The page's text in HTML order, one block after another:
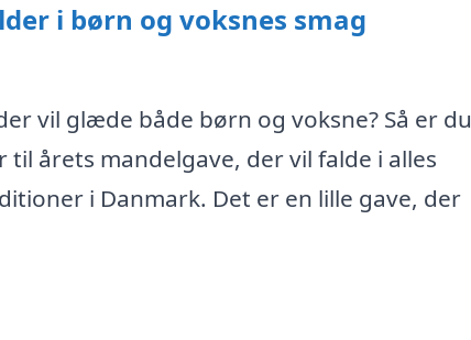
i børn og voksnes smag
vil glæde både børn og voksne? Så er du
årets mandelgave, der vil falde i alles
i Danmark. Det er en lille gave, der